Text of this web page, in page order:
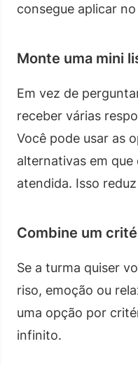
consegue aplicar
Monte uma mini
Em vez de
receber várias
Você pode usar as
alternativas em que
atendida. Isso
Combine um
Se a turma quiser
riso, emoção ou
uma opção por
infinito.